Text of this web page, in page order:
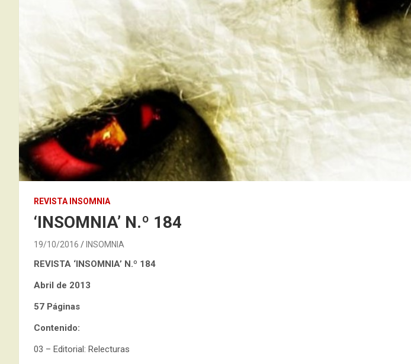
REVISTA INSOMNIA
‘INSOMNIA’ N.º 184
19/10/2016 INSOMNIA
REVISTA ‘INSOMNIA’ N.º 184
Abril de 2013
57 Páginas
Contenido:
03 – Editorial: Relecturas